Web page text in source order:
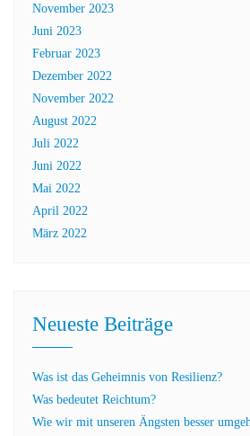
November 2023
Juni 2023
Februar 2023
Dezember 2022
November 2022
August 2022
Juli 2022
Juni 2022
Mai 2022
April 2022
März 2022
Neueste Beiträge
Was ist das Geheimnis von Resilienz?
Was bedeutet Reichtum?
Wie wir mit unseren Ängsten besser